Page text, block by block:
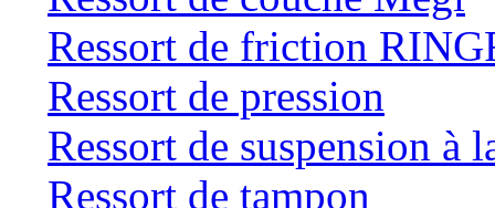
Ressort de friction
Ressort de pression
Ressort de suspension à
Ressort de tampon